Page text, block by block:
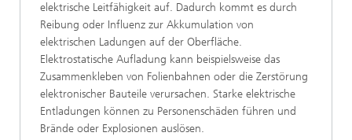
elektrische Leitfähigkeit auf. Dadurch kommt es durch
Reibung oder Influenz zur Akkumulation von
elektrischen Ladungen auf der Oberfläche.
Elektrostatische Aufladung kann beispielsweise das
Zusammenkleben von Folienbahnen oder die Zerstörung
elektronischer Bauteile verursachen. Starke elektrische
Entladungen können zu Personenschäden führen und
Brände oder Explosionen auslösen.